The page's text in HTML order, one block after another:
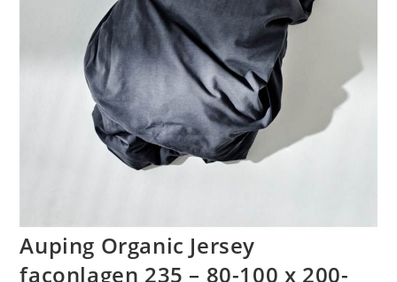
Auping Organic Jersey
faconlagen 235 – 80-100 x 200-